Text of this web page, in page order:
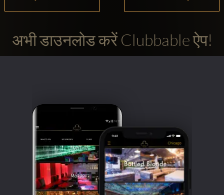
अभी डाउनलोड करें Clubbable ऐप!